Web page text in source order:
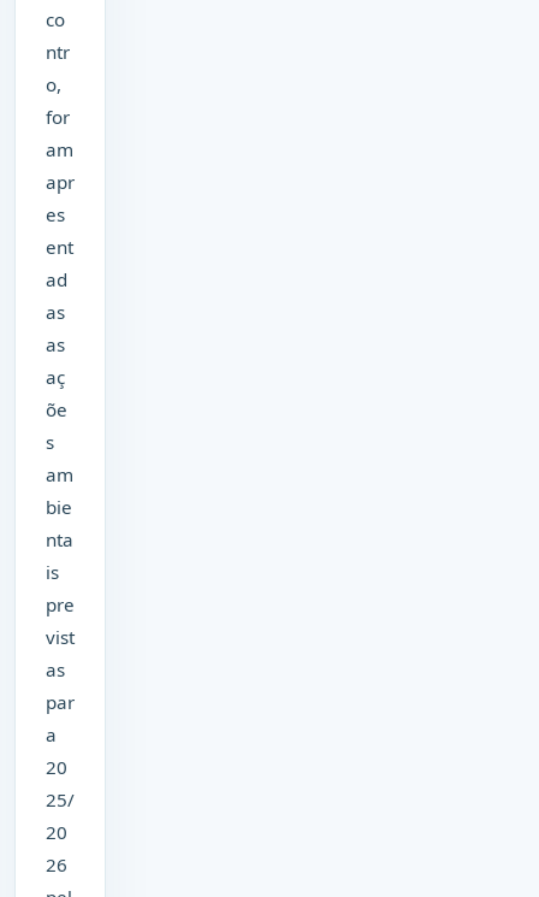
co
ntr
o,
for
am
apr
es
ent
ad
as
as
aç
õe
s
am
bie
nta
is
pre
vist
as
par
a
20
25/
20
26